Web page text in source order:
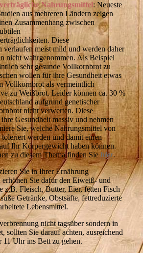
Nahrungsmittel: Neueste
aus mehreren Ländern zeigen
Zusammenhang zwischen
Diese
verlaufen meist mild und werden daher
nicht wahrgenommen. Als Beispiel
sehr gesunde Vollkornbrot zu
wollen für ihre Gesundheit etwas
Vollkornbrot als vermeintlich
zu Weißbrot. Leider können ca. 30 %
aufgrund genetischer
nicht verwerten. Diese
Gesundheit massiv und nehmen
Sie, welche Nahrungsmittel von
werden und damit einen
Ihr Körpergewicht haben können.
zu diesem Thema finden Sie hier.
Sie in Ihrer Ernährung
Sie dafür den Eiweiß- und
z.B. Fleisch, Butter, Eier, fetten Fisch
Getränke, Obstsäfte, fettreduzierte
Lebensmittel.
nicht tagsüber sondern in
sollten Sie darauf achten, ausreichend
11 Uhr ins Bett zu gehen.